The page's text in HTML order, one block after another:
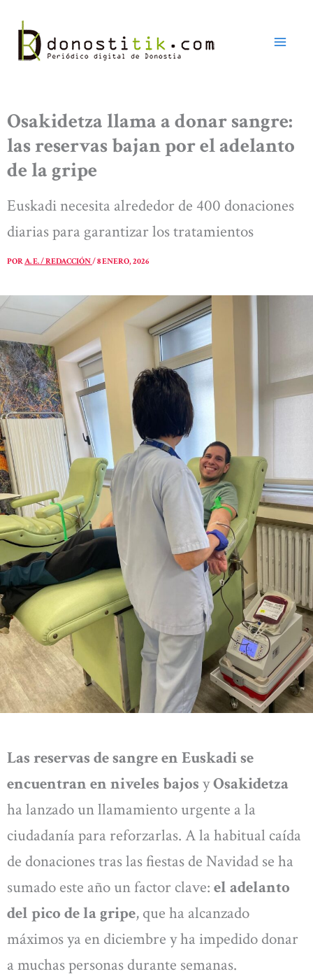
contenido
Osakidetza llama a donar sangre:
las reservas bajan por el adelanto
de la gripe
Euskadi necesita alrededor de 400 donaciones
diarias para garantizar los tratamientos
PORA. E. / REDACCIÓN/8 ENERO, 2026
Las reservas de sangre en Euskadi se
encuentran en niveles bajos yOsakidetza
ha lanzado un llamamiento urgente a la
ciudadanía para reforzarlas. A la habitual caída
de donaciones tras las fiestas de Navidad se ha
sumado este año un factor clave: el adelanto
del pico de la gripe, que ha alcanzado
máximos ya en diciembre y ha impedido donar
a muchas personas durante semanas.